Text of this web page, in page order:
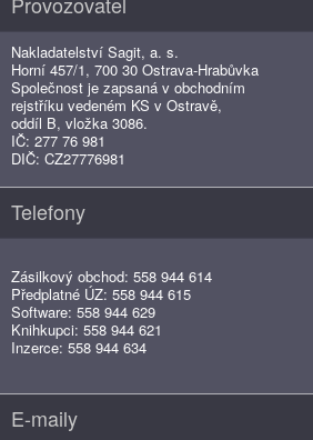
Nakladatelství Sagit, a. s.
Horní 457/1, 700 30 Ostrava-Hrabůvka
Společnost je zapsaná v obchodním
rejstříku vedeném KS v Ostravě,
oddíl B, vložka 3086.
IČ: 277 76 981
DIČ: CZ27776981
Telefony
Zásilkový obchod: 558 944 614
Předplatné ÚZ: 558 944 615
Software: 558 944 629
Knihkupci: 558 944 621
Inzerce: 558 944 634
E-maily